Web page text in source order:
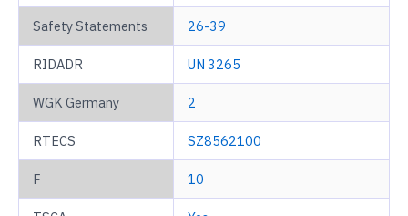
Safety Statements 26-39
RIDADR UN 3265
WGK Germany 2
RTECS SZ8562100
F 10